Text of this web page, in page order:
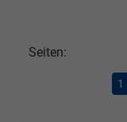
Seiten:
1